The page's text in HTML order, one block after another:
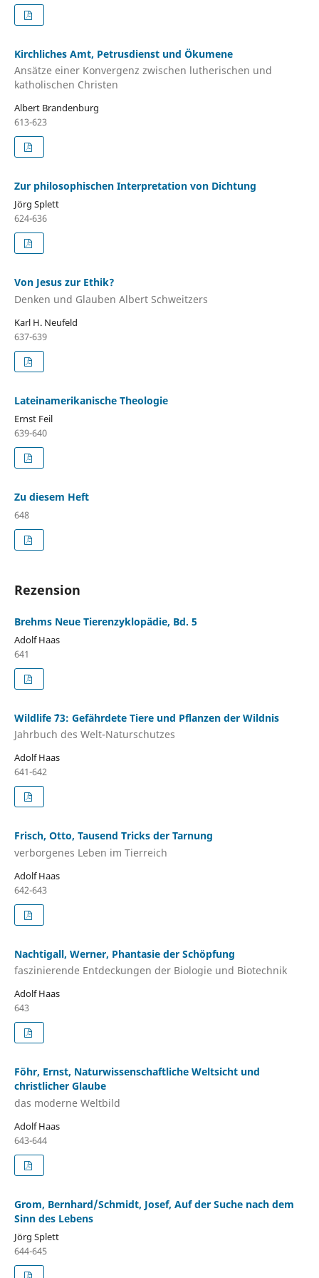
Kirchliches Amt, Petrusdienst und Ökumene
Ansätze einer Konvergenz zwischen lutherischen und
katholischen Christen
Albert Brandenburg
613-623
Zur philosophischen Interpretation von Dichtung
Jörg Splett
624-636
Von Jesus zur Ethik?
Denken und Glauben Albert Schweitzers
Karl H. Neufeld
637-639
Lateinamerikanische Theologie
Ernst Feil
639-640
Zu diesem Heft
648
Rezension
Brehms Neue Tierenzyklopädie, Bd. 5
Adolf Haas
641
Wildlife ´73: Gefährdete Tiere und Pflanzen der Wildnis
Jahrbuch des Welt-Naturschutzes
Adolf Haas
641-642
Frisch, Otto, Tausend Tricks der Tarnung
verborgenes Leben im Tierreich
Adolf Haas
642-643
Nachtigall, Werner, Phantasie der Schöpfung
faszinierende Entdeckungen der Biologie und Biotechnik
Adolf Haas
643
Föhr, Ernst, Naturwissenschaftliche Weltsicht und
christlicher Glaube
das moderne Weltbild
Adolf Haas
643-644
Grom, Bernhard/Schmidt, Josef, Auf der Suche nach dem
Sinn des Lebens
Jörg Splett
644-645